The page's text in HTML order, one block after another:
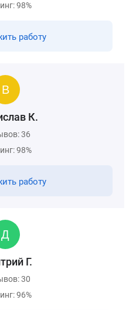
98%
работу
К.
36
98%
работу
Г.
30
96%